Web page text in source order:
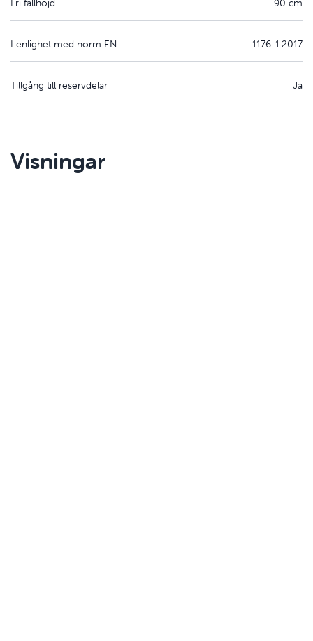
Fri fallhöjd 90 cm
I enlighet med norm EN 1176-1:2017
Tillgång till reservdelar Ja
Visningar